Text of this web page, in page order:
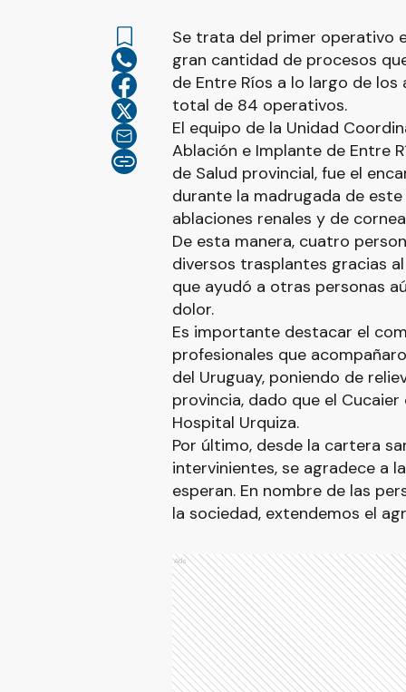
Se trata del primer operativo
gran cantidad de procesos
de Entre Ríos a lo largo de
total de 84 operativos.
El equipo de la Unidad
Ablación e Implante de Entre
de Salud provincial, fue el
durante la madrugada de
ablaciones renales y de
De esta manera, cuatro
diversos trasplantes gracias
que ayudó a otras personas
dolor.
Es importante destacar el
profesionales que
del Uruguay, poniendo de
provincia, dado que el
Hospital Urquiza.
Por último, desde la cartera
intervinientes, se agradece a
esperan. En nombre de las
la sociedad, extendemos el
Ads